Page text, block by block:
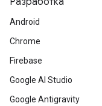
Android
Chrome
Firebase
Google AI Studio
Google Antigravity